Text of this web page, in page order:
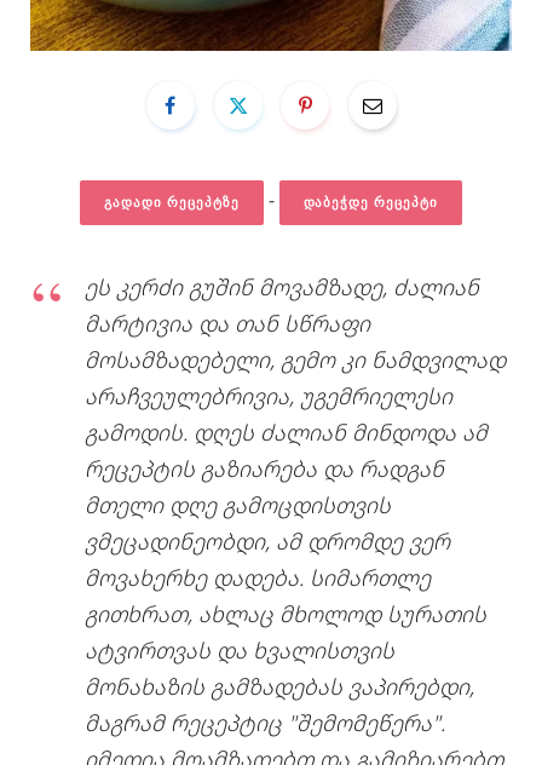
ᲒᲐᲓᲐᲓᲘ ᲠᲔᲪᲔᲞᲢᲖᲔ - ᲓᲐᲑᲔᲭᲓᲔ ᲠᲔᲪᲔᲞᲢᲘ
ეს კერძი გუშინ მოვამზადე, ძალიან
მარტივია და თან სწრაფი
მოსამზადებელი, გემო კი ნამდვილად
არაჩვეულებრივია, უგემრიელესი
გამოდის. დღეს ძალიან მინდოდა ამ
რეცეპტის გაზიარება და რადგან
მთელი დღე გამოცდისთვის
ვმეცადინეობდი, ამ დრომდე ვერ
მოვახერხე დადება. სიმართლე
გითხრათ, ახლაც მხოლოდ სურათის
ატვირთვას და ხვალისთვის
მონახაზის გამზადებას ვაპირებდი,
მაგრამ რეცეპტიც "შემომეწერა".